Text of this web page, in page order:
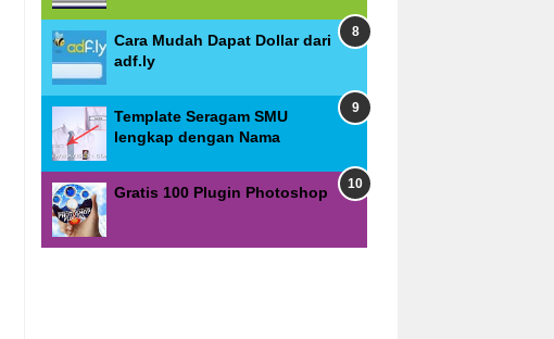
Cara Mudah Dapat Dollar dari
adf.ly
Template Seragam SMU
lengkap dengan Nama
Gratis 100 Plugin Photoshop